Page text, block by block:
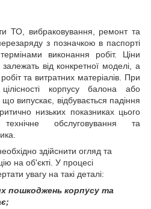
ТО, вибраковування, ремонт та
з позначкою в паспорті
виконання робіт. Ціни
від конкретної моделі, а
та витратних матеріалів. При
корпусу балона або
що випускає, відбувається падіння
низьких показниках цього
обслуговування та
здійснити огляд та
на об'єкті. У процесі
увагу на такі деталі:
пошкоджень корпусу та